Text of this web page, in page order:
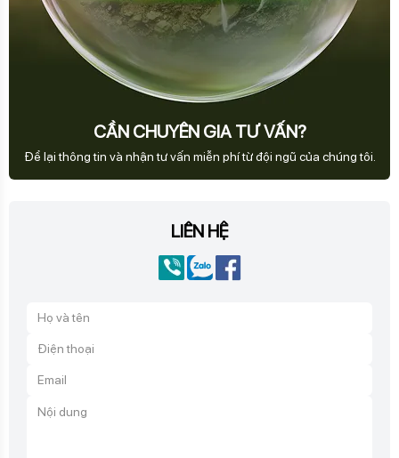
CẦN CHUYÊN GIA TƯ VẤN?
Để lại thông tin và nhận tư vấn miễn phí từ đội ngũ của chúng tôi.
LIÊN HỆ